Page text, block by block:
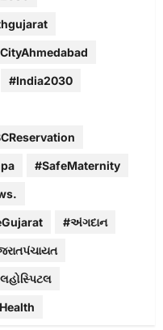
#India2030
#SafeMaternity
#અંગદાન
Health